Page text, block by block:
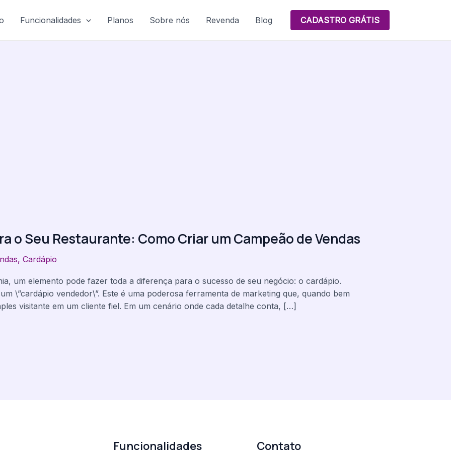
Funcionalidades Planos Sobre nós Revenda Blog CADASTRO GRÁTIS
o Seu Restaurante: Como Criar um Campeão de Vendas
, Cardápio
um elemento pode fazer toda a diferença para o sucesso de seu negócio: o cardápio.
\”cardápio vendedor\”. Este é uma poderosa ferramenta de marketing que, quando bem
visitante em um cliente fiel. Em um cenário onde cada detalhe conta, […]
Funcionalidades Contato